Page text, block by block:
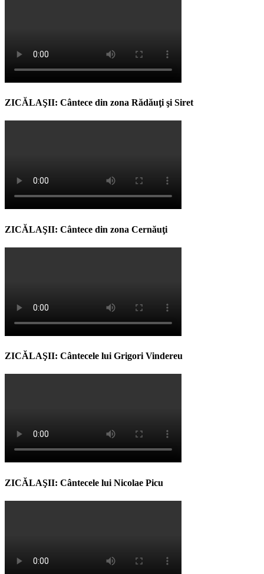
ZICĂLAŞII: Cântece din zona Rădăuţi şi Siret
ZICĂLAŞII: Cântece din zona Cernăuţi
ZICĂLAŞII: Cântecele lui Grigori Vindereu
ZICĂLAŞII: Cântecele lui Nicolae Picu